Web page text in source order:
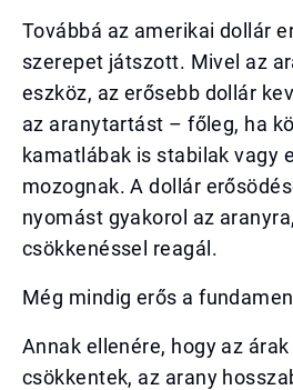
Továbbá az amerikai dollár
szerepet játszott. Mivel az
eszköz, az erősebb dollár
az aranytartást – főleg, ha
kamatlábak is stabilak vagy
mozognak. A dollár
nyomást gyakorol az
csökkenéssel reagál.
Még mindig erős a
Annak ellenére, hogy az
csökkentek, az arany